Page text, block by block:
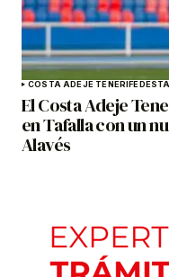
COSTA ADEJE TENERIFE
El Costa Adeje
en Tafalla con un
Alavés